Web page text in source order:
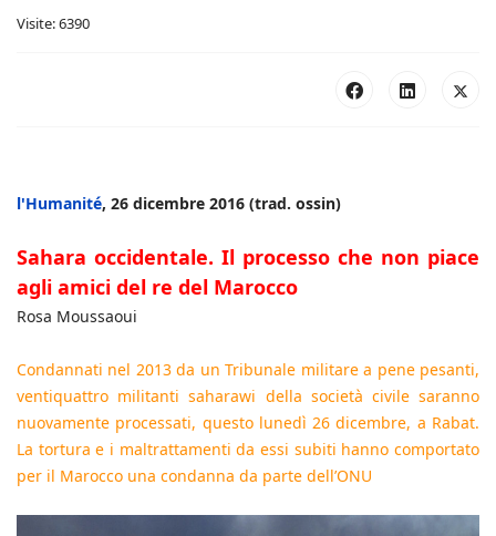
Visite: 6390
l'Humanité, 26 dicembre 2016 (trad. ossin)
Sahara occidentale. Il processo che non piace
agli amici del re del Marocco
Rosa Moussaoui
Condannati nel 2013 da un Tribunale militare a pene pesanti,
ventiquattro militanti saharawi della società civile saranno
nuovamente processati, questo lunedì 26 dicembre, a Rabat.
La tortura e i maltrattamenti da essi subiti hanno comportato
per il Marocco una condanna da parte dell’ONU